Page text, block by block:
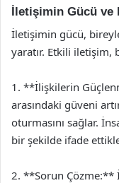
İletişimin Gücü ve
İletişimin gücü,
yaratır. Etkili
1. **İlişkilerin
arasındaki güveni
oturmasını sağlar.
bir şekilde ifade
2. **Sorun Çözme:**